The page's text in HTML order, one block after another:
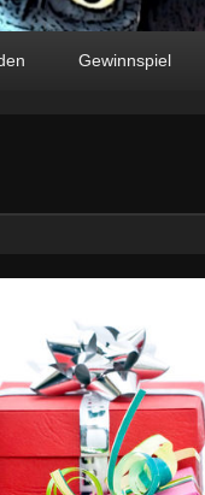
Gewinnspiel